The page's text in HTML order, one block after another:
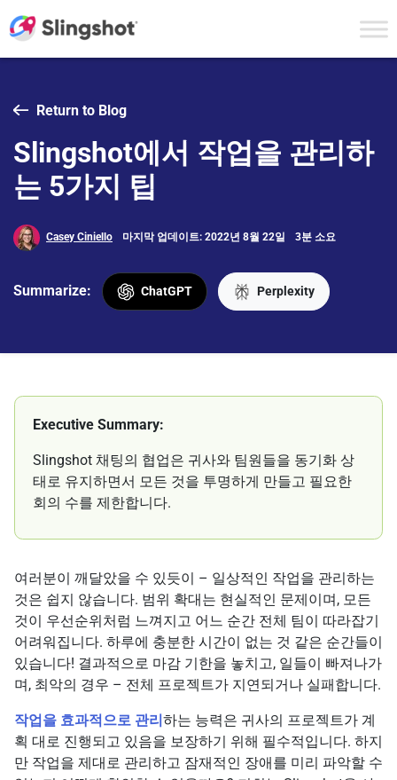
Return to Blog
Slingshot에서 작업을 관리하
는 5가지 팁
Casey Ciniello 마지막 업데이트: 2022년 8월 22일 3분 소요
Summarize: ChatGPT Perplexity
Executive Summary:
Slingshot 채팅의 협업은 귀사와 팀원들을 동기화 상
태로 유지하면서 모든 것을 투명하게 만들고 필요한
회의 수를 제한합니다.
여러분이 깨달았을 수 있듯이 – 일상적인 작업을 관리하는
것은 쉽지 않습니다. 범위 확대는 현실적인 문제이며, 모든
것이 우선순위처럼 느껴지고 어느 순간 전체 팀이 따라잡기
어려워집니다. 하루에 충분한 시간이 없는 것 같은 순간들이
있습니다! 결과적으로 마감 기한을 놓치고, 일들이 빠져나가
며, 최악의 경우 – 전체 프로젝트가 지연되거나 실패합니다.
작업을 효과적으로 관리 하는 능력은 귀사의 프로젝트가 계
획 대로 진행되고 있음을 보장하기 위해 필수적입니다. 하지
만 작업을 제대로 관리하고 잠재적인 장애를 미리 파악할 수